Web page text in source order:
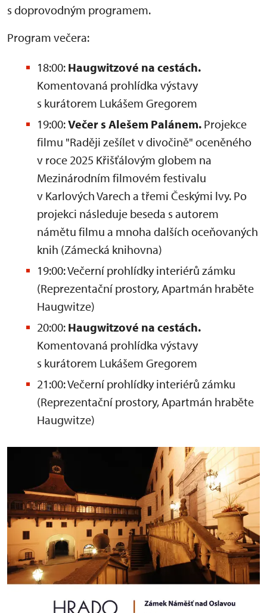
s doprovodným programem.
Program večera:
18:00: Haugwitzové na cestách.
Komentovaná prohlídka výstavy
s kurátorem Lukášem Gregorem
19:00:Večer s Alešem Palánem. Projekce
filmu "Raději zešílet v divočině" oceněného
v roce 2025 Křišťálovým globem na
Mezinárodním filmovém festivalu
v Karlových Varech a třemi Českými lvy. Po
projekci následuje beseda s autorem
námětu filmu a mnoha dalších oceňovaných
knih (Zámecká knihovna)
19:00: Večerní prohlídky interiérů zámku
(Reprezentační prostory, Apartmán hraběte
Haugwitze)
20:00: Haugwitzové na cestách.
Komentovaná prohlídka výstavy
s kurátorem Lukášem Gregorem
21:00: Večerní prohlídky interiérů zámku
(Reprezentační prostory, Apartmán hraběte
Haugwitze)